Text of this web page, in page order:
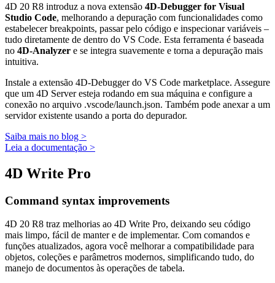
4D 20 R8 introduz a nova extensão 4D-Debugger for Visual
Studio Code, melhorando a depuração com funcionalidades como
estabelecer breakpoints, passar pelo código e inspecionar variáveis –
tudo diretamente de dentro do VS Code. Esta ferramenta é baseada
no 4D-Analyzer e se integra suavemente e torna a depuração mais
intuitiva.
Instale a extensão 4D-Debugger do VS Code marketplace. Assegure
que um 4D Server esteja rodando em sua máquina e configure a
conexão no arquivo .vscode/launch.json. Também pode anexar a um
servidor existente usando a porta do depurador.
Saiba mais no blog >
Leia a documentação >
4D Write Pro
Command syntax improvements
4D 20 R8 traz melhorias ao 4D Write Pro, deixando seu código
mais limpo, fácil de manter e de implementar. Com comandos e
funções atualizados, agora você melhorar a compatibilidade para
objetos, coleções e parâmetros modernos, simplificando tudo, do
manejo de documentos às operações de tabela.